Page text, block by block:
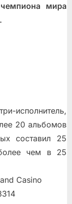
мира
исполнитель,
20 альбомов
составил 25
чем в 25
Casino